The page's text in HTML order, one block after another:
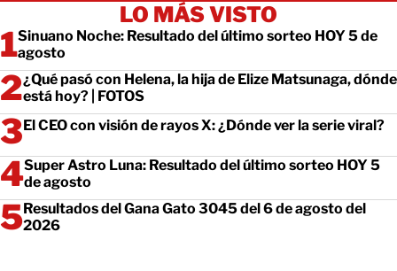
LO MÁS VISTO
Sinuano Noche: Resultado del último sorteo HOY 5 de
agosto
¿Qué pasó con Helena, la hija de Elize Matsunaga, dónde
está hoy? | FOTOS
El CEO con visión de rayos X: ¿Dónde ver la serie viral?
Super Astro Luna: Resultado del último sorteo HOY 5
de agosto
Resultados del Gana Gato 3045 del 6 de agosto del
2026